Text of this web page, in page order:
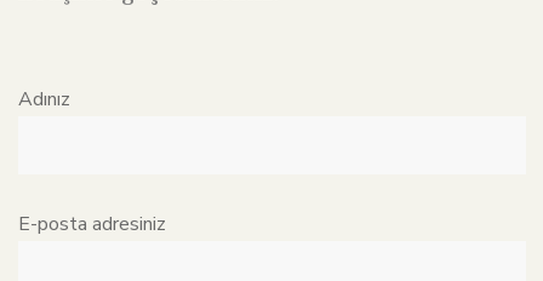
Adınız
E-posta adresiniz